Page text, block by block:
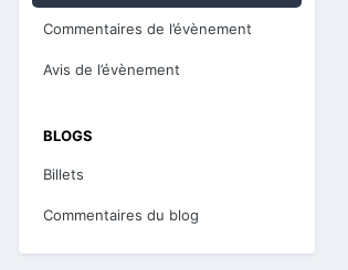
Commentaires de l’évènement
Avis de l’évènement
BLOGS
Billets
Commentaires du blog